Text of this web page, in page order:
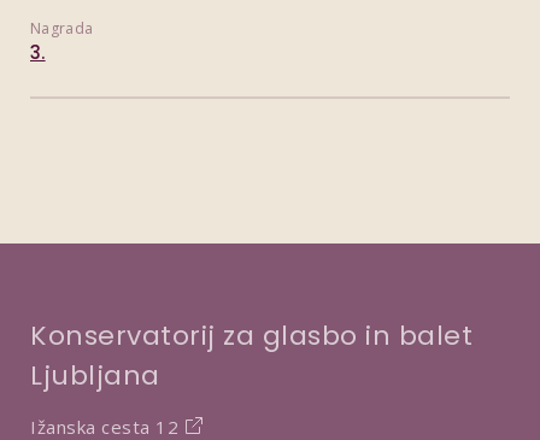
Nagrada
3.
Konservatorij za glasbo in balet
Ljubljana
Ižanska cesta 12